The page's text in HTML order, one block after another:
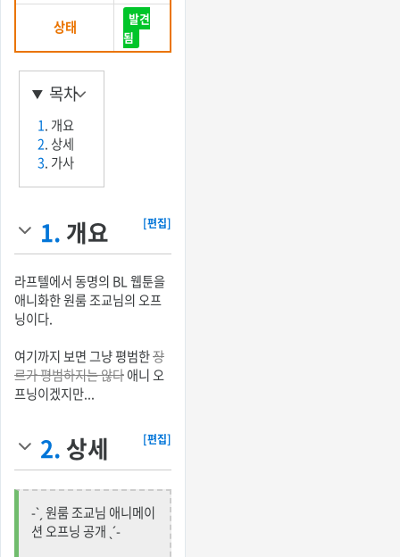
상태
발견
됨
목차
1. 개요
2. 상세
3. 가사
1. 개요 [편집]
라프텔에서 동명의 BL 웹툰을
애니화한 원룸 조교님의 오프
닝이다.
여기까지 보면 그냥 평범한장
르가 평범하지는 않다애니 오
프닝이겠지만...
2. 상세 [편집]
-ˋˏ 원룸 조교님 애니메이
션 오프닝 공개 ˎˊ-